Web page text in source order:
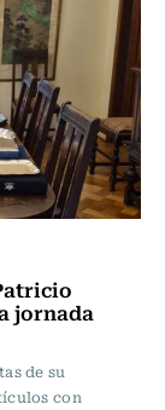
jornada
de su
con